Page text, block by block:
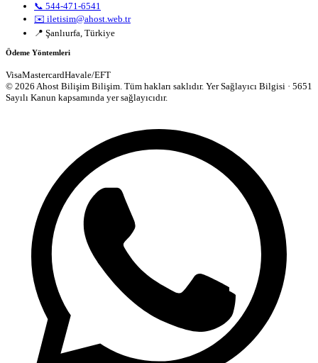
📞 544-471-6541
✉️ iletisim@ahost.web.tr
📍 Şanlıurfa, Türkiye
Ödeme Yöntemleri
VisaMastercardHavale/EFT
© 2026 Ahost Bilişim Bilişim. Tüm hakları saklıdır. Yer Sağlayıcı Bilgisi · 5651
Sayılı Kanun kapsamında yer sağlayıcıdır.